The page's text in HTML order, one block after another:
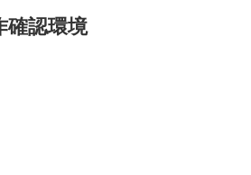
認環境